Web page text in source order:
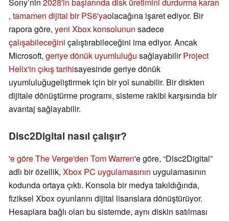
, tamamen dijital bir PS6'yaolacağına işaret ediyor. Bir
rapora göre, yeni Xbox konsolunun sadece
çalışabileceğini çalıştırabileceğini ima ediyor. Ancak
Microsoft, geriye dönük uyumluluğu sağlayabilirProject
Helix'in çıkış tarihisayesinde geriye dönük
uyumluluğugeliştirmek için bir yol sunabilir. Bir diskten
dijitale dönüştürme programı, sisteme rakibi karşısında bir
avantaj sağlayabilir.
Disc2Digital nasıl çalışır?
'e göre The Verge'den Tom Warren'e göre, “Disc2Digital”
adlı bir özellik, Xbox PC uygulamasının uygulamasının
kodunda ortaya çıktı. Konsola bir medya takıldığında,
fiziksel Xbox oyunlarını dijital lisanslara dönüştürüyor.
Hesaplara bağlı olan bu sistemde, aynı diskin satılması